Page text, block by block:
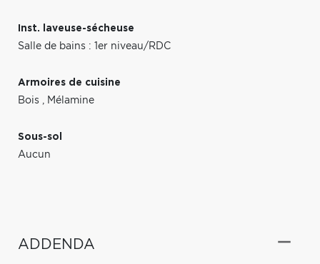
Inst. laveuse-sécheuse
Salle de bains : 1er niveau/RDC
Armoires de cuisine
Bois , Mélamine
Sous-sol
Aucun
ADDENDA